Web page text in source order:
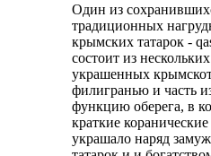
Один из
традиционных
крымских татарок -
состоит из
украшенных
филигранью и часть
функцию оберега, в
краткие
украшало наряд